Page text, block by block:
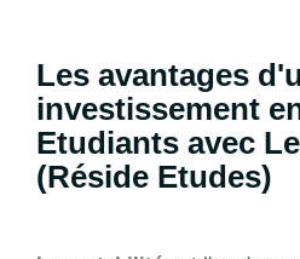
Les avantages
investissement
Etudiants avec
(Réside Etudes)